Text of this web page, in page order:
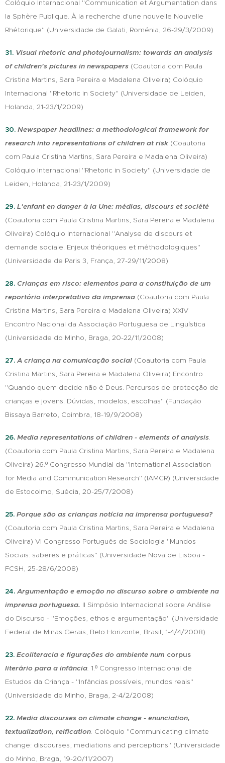
Colóquio Internacional "Communication et Argumentation dans
la Sphère Publique. À la recherche d'une nouvelle Nouvelle
Rhétorique" (Universidade de Galati, Roménia, 26-29/3/2009)
31. Visual rhetoric and photojournalism: towards an analysis
of children's pictures in newspapers (Coautoria com Paula
Cristina Martins, Sara Pereira e Madalena Oliveira) Colóquio
Internacional "Rhetoric in Society" (Universidade de Leiden,
Holanda, 21-23/1/2009)
30. Newspaper headlines: a methodological framework for
research into representations of children at risk (Coautoria
com Paula Cristina Martins, Sara Pereira e Madalena Oliveira)
Colóquio Internacional "Rhetoric in Society" (Universidade de
Leiden, Holanda, 21-23/1/2009)
29. L'enfant en danger à la Une: médias, discours et société
(Coautoria com Paula Cristina Martins, Sara Pereira e Madalena
Oliveira) Colóquio Internacional "Analyse de discours et
demande sociale. Enjeux théoriques et méthodologiques"
(Universidade de Paris 3, França, 27-29/11/2008)
28. Crianças em risco: elementos para a constituição de um
reportório interpretativo da imprensa (Coautoria com Paula
Cristina Martins, Sara Pereira e Madalena Oliveira) XXIV
Encontro Nacional da Associação Portuguesa de Linguística
(Universidade do Minho, Braga, 20-22/11/2008)
27. A criança na comunicação social (Coautoria com Paula
Cristina Martins, Sara Pereira e Madalena Oliveira) Encontro
"Quando quem decide não é Deus. Percursos de protecção de
crianças e jovens. Dúvidas, modelos, escolhas" (Fundação
Bissaya Barreto, Coimbra, 18-19/9/2008)
26. Media representations of children - elements of analysis.
(Coautoria com Paula Cristina Martins, Sara Pereira e Madalena
Oliveira) 26.º Congresso Mundial da "International Association
for Media and Communication Research" (IAMCR) (Universidade
de Estocolmo, Suécia, 20-25/7/2008)
25. Porque são as crianças notícia na imprensa portuguesa?
(Coautoria com Paula Cristina Martins, Sara Pereira e Madalena
Oliveira) VI Congresso Português de Sociologia "Mundos
Sociais: saberes e práticas" (Universidade Nova de Lisboa -
FCSH, 25-28/6/2008)
24. Argumentação e emoção no discurso sobre o ambiente na
imprensa portuguesa. II Simpósio Internacional sobre Análise
do Discurso - "Emoções, ethos e argumentação" (Universidade
Federal de Minas Gerais, Belo Horizonte, Brasil, 1-4/4/2008)
23. Ecoliteracia e figurações do ambiente num corpus
literário para a infância. 1.º Congresso Internacional de
Estudos da Criança - "Infâncias possíveis, mundos reais"
(Universidade do Minho, Braga, 2-4/2/2008)
22. Media discourses on climate change - enunciation,
textualization, reification. Colóquio "Communicating climate
change: discourses, mediations and perceptions" (Universidade
do Minho, Braga, 19-20/11/2007)